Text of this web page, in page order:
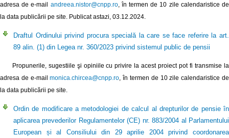
adresa de e-mail andreea.nistor@cnpp.ro, în termen de 10 zile calendaristice de
la data publicării pe site. Publicat astazi, 03.12.2024.
Draftul Ordinului privind procura specială la care se face referire la art.
89 alin. (1) din Legea nr. 360/2023 privind sistemul public de pensii
Propunerile, sugestiile şi opiniile cu privire la acest proiect pot fi transmise la
adresa de e-mailmonica.chircea@cnpp.ro, în termen de 10 zile calendaristice de
la data publicării pe site.
Ordin de modificare a metodologiei de calcul al drepturilor de pensie în
aplicarea prevederilor Regulamentelor (CE) nr. 883/2004 al Parlamentului
European și al Consiliului din 29 aprilie 2004 privind coordonarea